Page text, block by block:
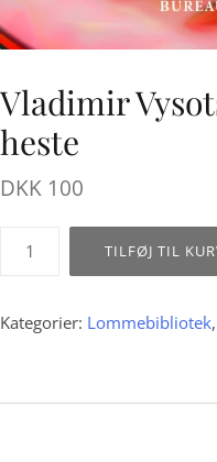
Vladimir
heste
DKK 100
lunefulde
TILFØJ TIL
Kategorier: Lommebibliotek,